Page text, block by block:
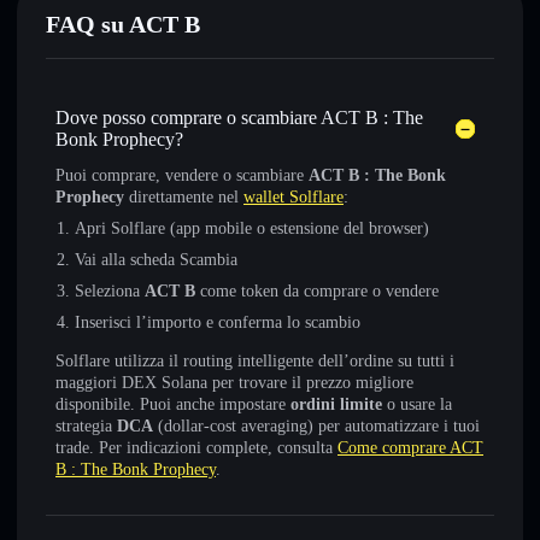
FAQ su ACT B
Dove posso comprare o scambiare ACT B : The
Bonk Prophecy?
Puoi comprare, vendere o scambiare ACT B : The Bonk
Prophecy direttamente nel wallet Solflare:
Apri Solflare (app mobile o estensione del browser)
Vai alla scheda Scambia
Seleziona ACT B come token da comprare o vendere
Inserisci l’importo e conferma lo scambio
Solflare utilizza il routing intelligente dell’ordine su tutti i
maggiori DEX Solana per trovare il prezzo migliore
disponibile. Puoi anche impostare ordini limite o usare la
strategia DCA (dollar-cost averaging) per automatizzare i tuoi
trade. Per indicazioni complete, consulta Come comprare ACT
B : The Bonk Prophecy.